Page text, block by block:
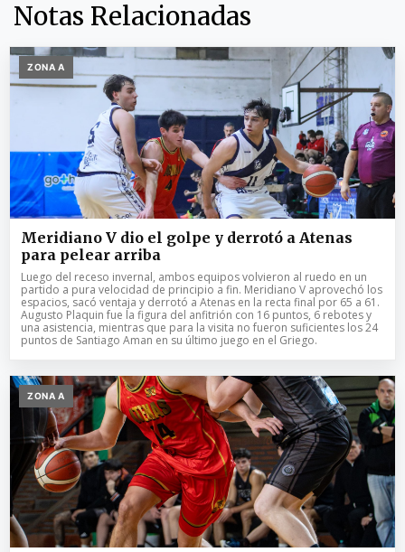
Notas Relacionadas
ZONA A
Meridiano V dio el golpe y derrotó a Atenas
para pelear arriba
Luego del receso invernal, ambos equipos volvieron al ruedo en un
partido a pura velocidad de principio a fin. Meridiano V aprovechó los
espacios, sacó ventaja y derrotó a Atenas en la recta final por 65 a 61.
Augusto Plaquin fue la figura del anfitrión con 16 puntos, 6 rebotes y
una asistencia, mientras que para la visita no fueron suficientes los 24
puntos de Santiago Aman en su último juego en el Griego.
ZONA A